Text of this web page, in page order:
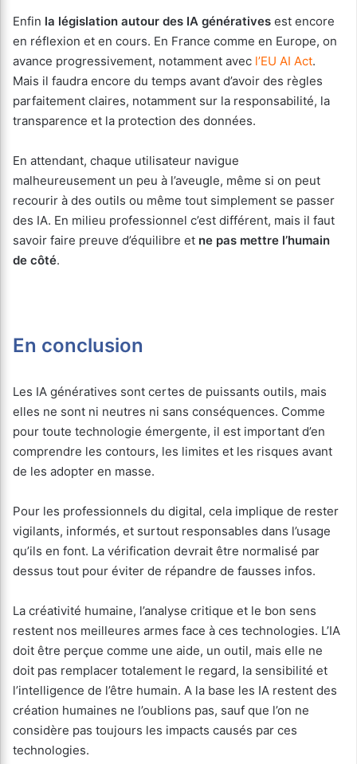
Enfin la législation autour des IA génératives est encore
en réflexion et en cours. En France comme en Europe, on
avance progressivement, notamment avec l’EU AI Act.
Mais il faudra encore du temps avant d’avoir des règles
parfaitement claires, notamment sur la responsabilité, la
transparence et la protection des données.
En attendant, chaque utilisateur navigue
malheureusement un peu à l’aveugle, même si on peut
recourir à des outils ou même tout simplement se passer
des IA. En milieu professionnel c’est différent, mais il faut
savoir faire preuve d’équilibre et ne pas mettre l’humain
de côté.
En conclusion
Les IA génératives sont certes de puissants outils, mais
elles ne sont ni neutres ni sans conséquences. Comme
pour toute technologie émergente, il est important d’en
comprendre les contours, les limites et les risques avant
de les adopter en masse.
Pour les professionnels du digital, cela implique de rester
vigilants, informés, et surtout responsables dans l’usage
qu’ils en font. La vérification devrait être normalisé par
dessus tout pour éviter de répandre de fausses infos.
La créativité humaine, l’analyse critique et le bon sens
restent nos meilleures armes face à ces technologies. L’IA
doit être perçue comme une aide, un outil, mais elle ne
doit pas remplacer totalement le regard, la sensibilité et
l’intelligence de l’être humain. A la base les IA restent des
création humaines ne l’oublions pas, sauf que l’on ne
considère pas toujours les impacts causés par ces
technologies.